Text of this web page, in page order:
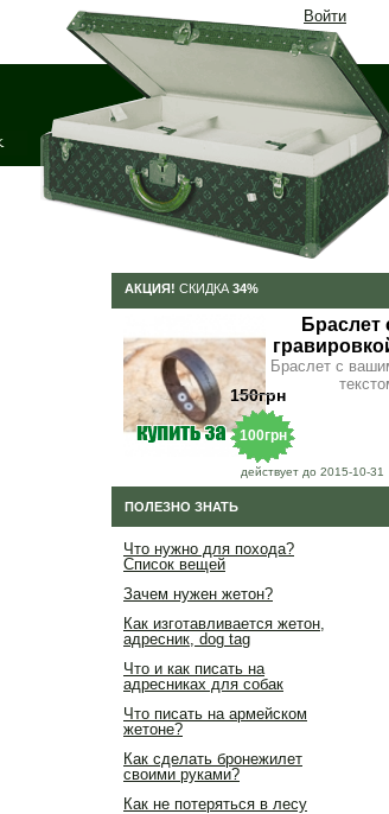
АКЦИЯ! СКИДКА 34%
Браслет
Браслет с
150грн
100грн
действует до 2015-10-31
ПОЛЕЗНО ЗНАТЬ
Что нужно для похода?
Список вещей
Зачем нужен жетон?
Как изготавливается жетон,
адресник, dog tag
Что и как писать на
адресниках для собак
Что писать на армейском
жетоне?
Как сделать бронежилет
своими руками?
Как не потеряться в лесу
Войти